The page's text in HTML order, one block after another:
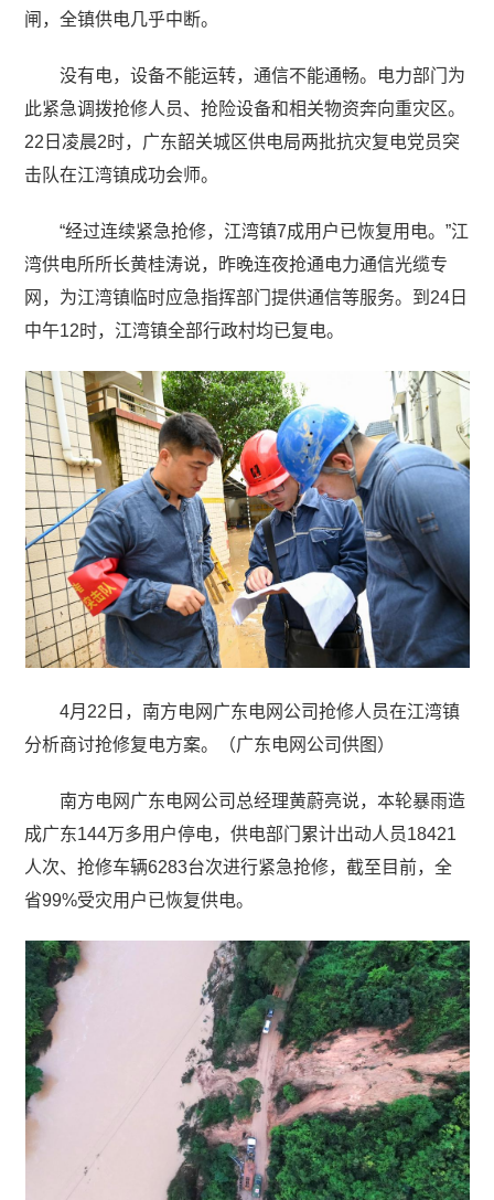
闸，全镇供电几乎中断。
没有电，设备不能运转，通信不能通畅。电力部门为
此紧急调拨抢修人员、抢险设备和相关物资奔向重灾区。
22日凌晨2时，广东韶关城区供电局两批抗灾复电党员突
击队在江湾镇成功会师。
“经过连续紧急抢修，江湾镇7成用户已恢复用电。”江
湾供电所所长黄桂涛说，昨晚连夜抢通电力通信光缆专
网，为江湾镇临时应急指挥部门提供通信等服务。到24日
中午12时，江湾镇全部行政村均已复电。
4月22日，南方电网广东电网公司抢修人员在江湾镇
分析商讨抢修复电方案。（广东电网公司供图）
南方电网广东电网公司总经理黄蔚亮说，本轮暴雨造
成广东144万多用户停电，供电部门累计出动人员18421
人次、抢修车辆6283台次进行紧急抢修，截至目前，全
省99%受灾用户已恢复供电。